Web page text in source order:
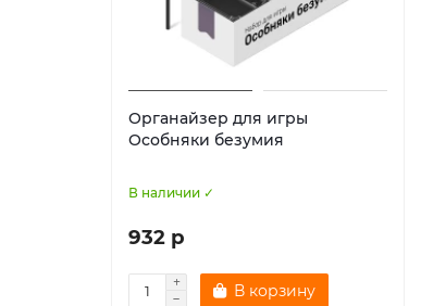
Органайзер для игры
Особняки безумия
В наличии ✓
932 р
В корзину